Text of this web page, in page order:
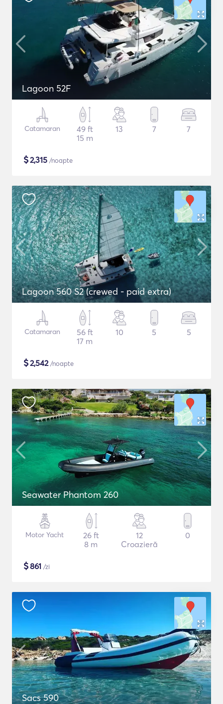
Lagoon 52F
Catamaran
49 ft
15 m
13 7 7
$2,315 /noapte
Lagoon 560 S2 (crewed - paid extra)
Catamaran
56 ft
17 m
10 5 5
$2,542/noapte
Seawater Phantom 260
Motor Yacht
26 ft
8 m
12
Croazieră
0
$861 /zi
Sacs 590